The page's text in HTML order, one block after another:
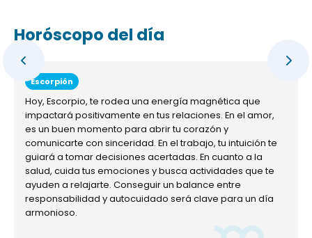
Horóscopo del día
Escorpión
Hoy, Escorpio, te rodea una energía magnética que
impactará positivamente en tus relaciones. En el amor,
es un buen momento para abrir tu corazón y
comunicarte con sinceridad. En el trabajo, tu intuición te
guiará a tomar decisiones acertadas. En cuanto a la
salud, cuida tus emociones y busca actividades que te
ayuden a relajarte. Conseguir un balance entre
responsabilidad y autocuidado será clave para un día
armonioso.